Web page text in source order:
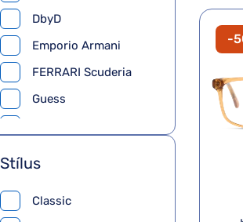
Stílus
Classic
DbyD
Emporio Armani
FERRARI Scuderia
Guess
Pierre Cardin
-